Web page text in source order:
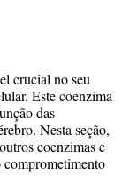
crucial no seu
Este coenzima
das
Nesta seção,
coenzimas e
comprometimento